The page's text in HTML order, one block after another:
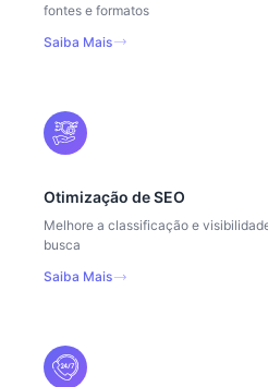
fontes e formatos
Saiba Mais
Otimização de SEO
Melhore a classificação e
busca
Saiba Mais